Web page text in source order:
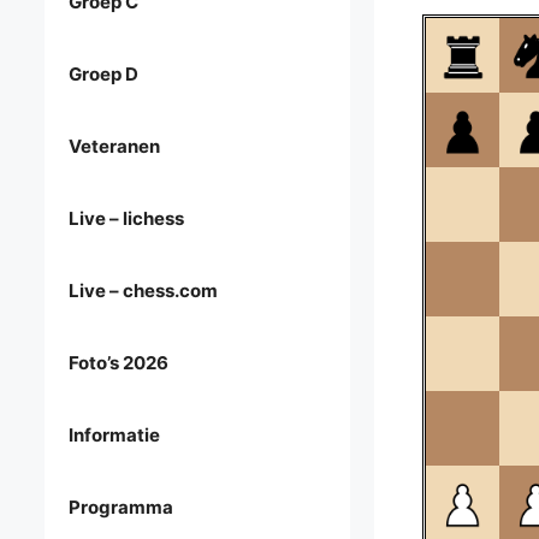
Groep D
Veteranen
Live – lichess
Live – chess.com
Foto’s 2026
Informatie
Programma